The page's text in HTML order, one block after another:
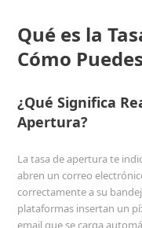
Qué es la
Cómo
¿Qué Significa
Apertura?
La tasa de apertura te
abren un correo
correctamente a su
plataformas insertan un
email que se carga